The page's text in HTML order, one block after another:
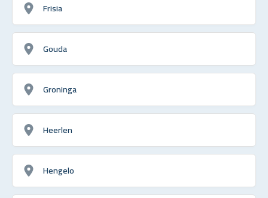
Frisia
Gouda
Groninga
Heerlen
Hengelo